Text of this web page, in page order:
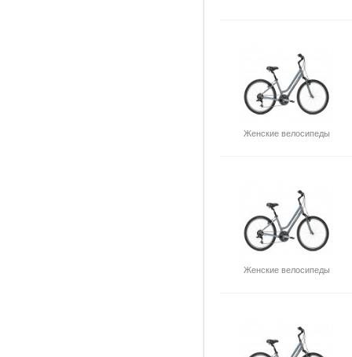
Женские велосипеды
Женские велосипеды